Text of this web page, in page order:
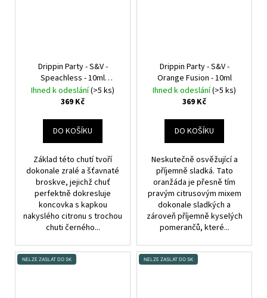
Drippin Party - S&V -
Speachless - 10ml
Broskvová limonáda
Ihned k odeslání(>5 ks)
369 Kč
DO KOŠÍKU
Základ této chutí tvoří
dokonale zralé a šťavnaté
broskve, jejichž chuť
perfektně dokresluje
koncovka s kapkou
nakyslého citronu s trochou
chuti černého...
Drippin Party - S&V -
Orange Fusion - 10ml
Ihned k odeslání(>5 ks)
369 Kč
DO KOŠÍKU
Neskutečně osvěžující a
příjemně sladká. Tato
oranžáda je přesně tím
pravým citrusovým mixem
dokonale sladkých a
zároveň příjemně kyselých
pomerančů, které...
NELZE ZASLAT DO SK NELZE ZASLAT DO SK